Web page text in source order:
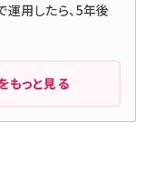
運用したら、5年後
もっと見る